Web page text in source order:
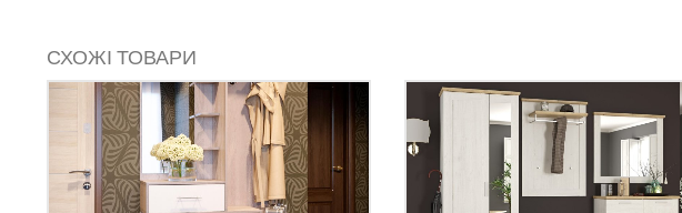
СХОЖІ ТОВАРИ